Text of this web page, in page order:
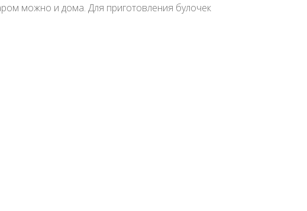
можно и дома. Для приготовления булочек